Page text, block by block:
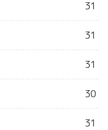
31
31
31
30
31